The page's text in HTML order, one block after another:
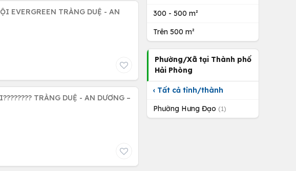
EVERGREEN TRÀNG DUỆ - AN
TRÀNG DUỆ - AN DƯƠNG –
300 - 500 m²
Trên 500 m²
Phường/Xã tại Thành phố
Hải Phòng
‹ Tất cả tỉnh/thành
Phường Hưng Đạo (1)